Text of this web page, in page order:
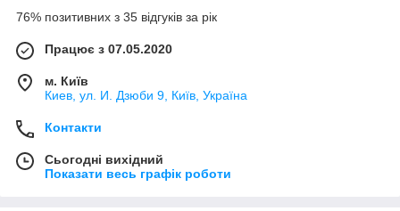
76% позитивних з 35 відгуків за рік
Працює з 07.05.2020
м. Київ
Киев, ул. И. Дзюби 9, Київ, Україна
Контакти
Сьогодні вихідний
Показати весь графік роботи